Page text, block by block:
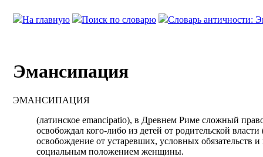
На главную Поиск по словарю Словарь античности:
Эмансипация
ЭМАНСИПАЦИЯ
(латинское emancipatio), в Древнем Риме сложный
освобождал кого-либо из детей от родительской
освобождение от устаревших, условных обязательств
социальным положением женщины.